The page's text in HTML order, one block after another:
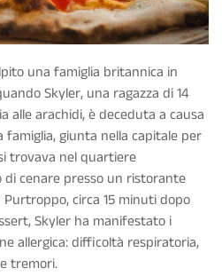
una famiglia britannica in
Skyler, una ragazza di 14
alle arachidi, è deceduta a causa
giunta nella capitale per
trovava nel quartiere
di cenare presso un ristorante
Purtroppo, circa 15 minuti dopo
Skyler ha manifestato i
allergica: difficoltà respiratoria,
tremori.